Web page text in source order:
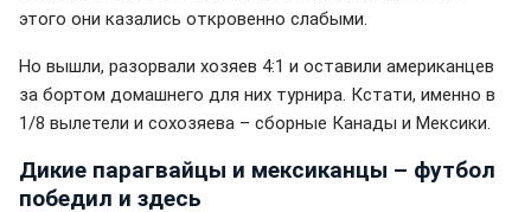
этого они казались откровенно слабыми.
Но вышли, разорвали хозяев 4:1 и оставили американцев
за бортом домашнего для них турнира. Кстати, именно в
1/8 вылетели и сохозяева – сборные Канады и Мексики.
Дикие парагвайцы и мексиканцы – футбол
победил и здесь